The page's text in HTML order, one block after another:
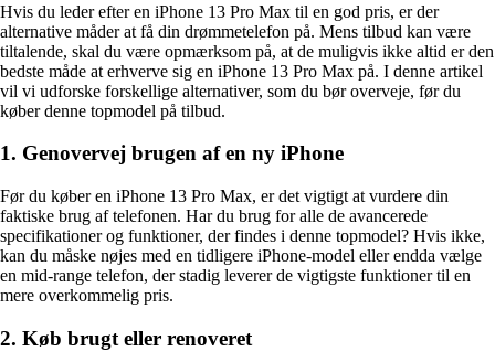
Hvis du leder efter en iPhone 13 Pro Max til en god pris, er der
alternative måder at få din drømmetelefon på. Mens tilbud kan være
tiltalende, skal du være opmærksom på, at de muligvis ikke altid er den
bedste måde at erhverve sig en iPhone 13 Pro Max på. I denne artikel
vil vi udforske forskellige alternativer, som du bør overveje, før du
køber denne topmodel på tilbud.
1. Genovervej brugen af en ny iPhone
Før du køber en iPhone 13 Pro Max, er det vigtigt at vurdere din
faktiske brug af telefonen. Har du brug for alle de avancerede
specifikationer og funktioner, der findes i denne topmodel? Hvis ikke,
kan du måske nøjes med en tidligere iPhone-model eller endda vælge
en mid-range telefon, der stadig leverer de vigtigste funktioner til en
mere overkommelig pris.
2. Køb brugt eller renoveret